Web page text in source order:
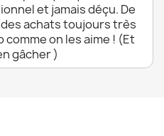
et jamais déçu. De
achats toujours très
on les aime ! (Et
gâcher )